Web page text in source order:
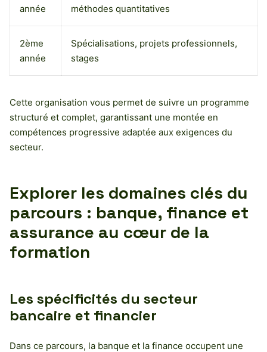
année
méthodes quantitatives
2ème
année
Spécialisations, projets professionnels,
stages
Cette organisation vous permet de suivre un programme
structuré et complet, garantissant une montée en
compétences progressive adaptée aux exigences du
secteur.
Explorer les domaines clés du
parcours : banque, finance et
assurance au cœur de la
formation
Les spécificités du secteur
bancaire et financier
Dans ce parcours, la banque et la finance occupent une